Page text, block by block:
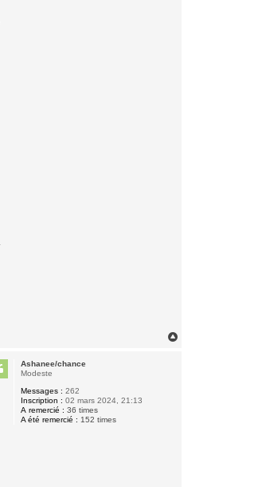
Ashanee/chance
Modeste
Messages : 262
Inscription : 02 mars 2024, 21:13
A remercié : 36 times
A été remercié : 152 times